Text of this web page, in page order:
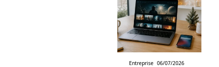
Entreprise 06/07/2026